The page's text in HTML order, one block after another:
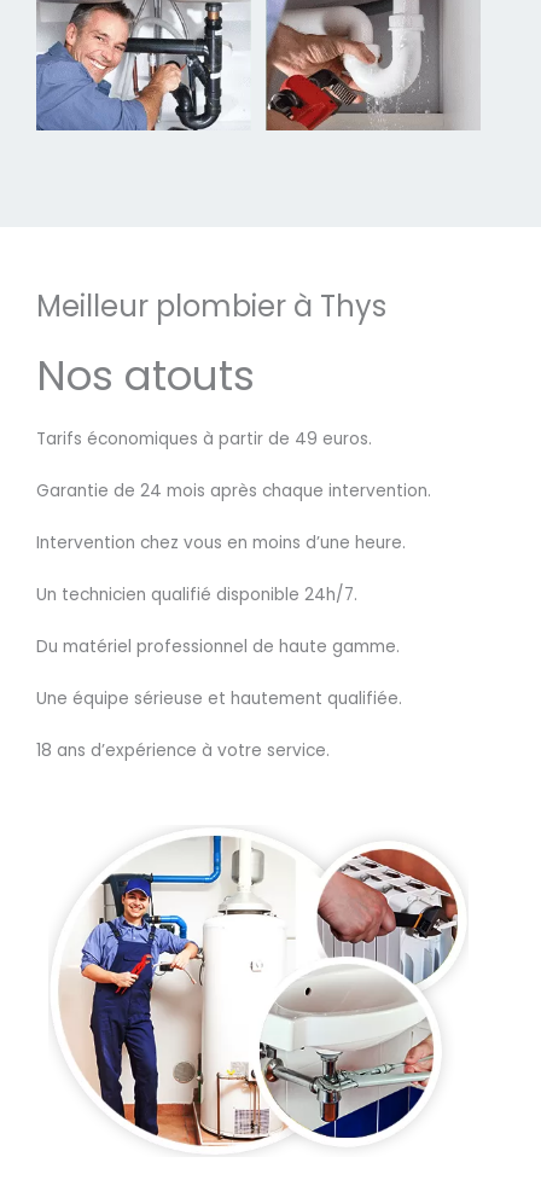
Meilleur plombier à Thys
Nos atouts
Tarifs économiques à partir de 49 euros.
Garantie de 24 mois après chaque intervention.
Intervention chez vous en moins d’une heure.
Un technicien qualifié disponible 24h/7.
Du matériel professionnel de haute gamme.
Une équipe sérieuse et hautement qualifiée.
18 ans d’expérience à votre service.